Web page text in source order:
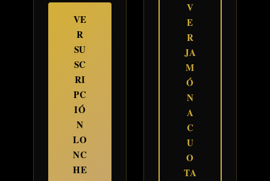
VE
R
SU
SC
RI
PC
IÓ
N
LO
NC
HE
V
E
R
JA
M
Ó
N
A
C
U
O
TA